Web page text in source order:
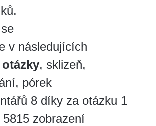
v následujících
otázky, sklizeň,
pórek
8 díky za otázku 1
5815 zobrazení